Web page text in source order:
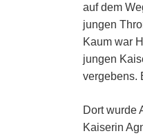
auf dem
jungen
Kaum war
jungen
vergebens.
Dort wurde
Kaiserin